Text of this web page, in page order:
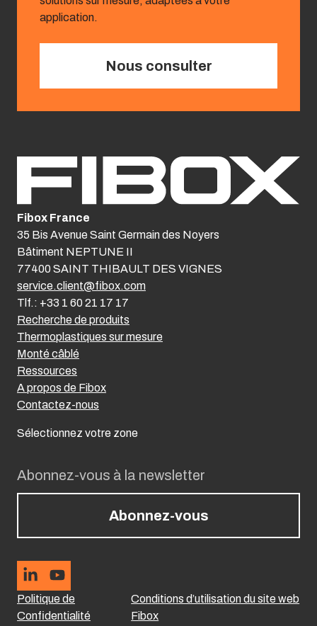
application.
Nous consulter
Abonnez-vous à la newsletter
Abonnez-vous
Politique de
Confidentialité
Conditions d’utilisation du site web
Fibox
Recherche de produits
Thermoplastiques sur mesure
Monté câblé
Ressources
A propos de Fibox
Contactez-nous
Sélectionnez votre zone
Fibox France
35 Bis Avenue Saint Germain des Noyers
Bâtiment NEPTUNE II
77400 SAINT THIBAULT DES VIGNES
service.client@fibox.com
Tlf.: +33 1 60 21 17 17